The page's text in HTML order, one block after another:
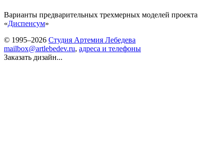
Варианты предварительных трехмерных моделей проекта
«Диспенсум»
© 1995–2026 Студия Артемия Лебедева
mailbox@artlebedev.ru, адреса и телефоны
Заказать дизайн...